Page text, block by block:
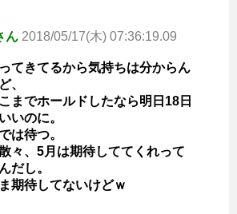
ん 2018/05/17(木) 07:36:19.09
てきてるから気持ちは分からん
、
までホールドしたなら明日18日
いのに。
は待つ。
々、5月は期待しててくれって
だし。
期待してないけどｗ